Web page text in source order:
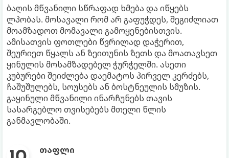
ბაღის მწვანილი სწრაფად ხმება და იწყებს
ლპობას. მოსავალი რომ არ გაფუჭდეს, შეგიძლიათ
მოამზადოთ მომავალი გამოყენებისთვის.
ამისათვის ფოთლები წვრილად დაჭერით,
შეურიეთ წყალს ან ზეითუნის ზეთს და მოათავსეთ
ყინულის მოსამზადებელ ჭურჭელში. ასეთი
კუბურები შეიძლება დაემატოს პირველ კერძებს,
ჩაშუშულებს, სოუსებს ან ბოსტნეულის სმუზის.
გაყინული მწვანილი ინარჩუნებს თავის
სასარგებლო თვისებებს მთელი წლის
განმავლობაში.
თაფლი